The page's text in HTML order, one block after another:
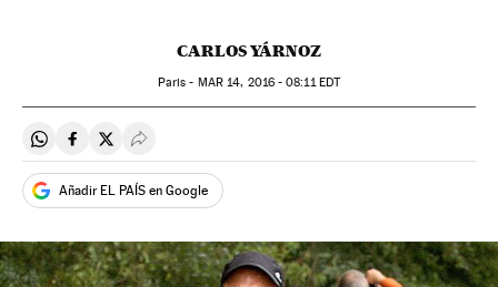
CARLOS YÁRNOZ
Paris - MAR 14, 2016 - 08:11EDT
Compartir en Whatsapp
Compartir en Facebook
Compartir en Twitter
Desplegar Redes Sociales
Añadir EL PAÍS en Google